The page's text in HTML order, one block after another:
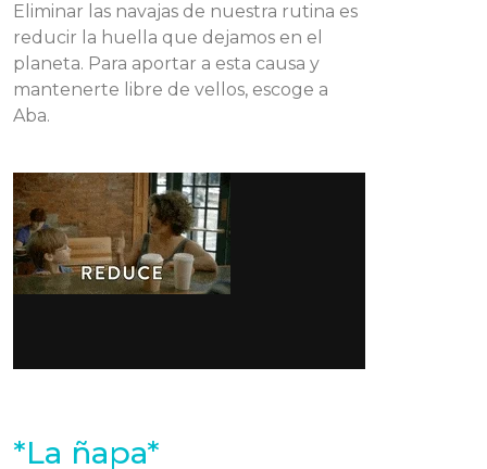
Eliminar las navajas de nuestra rutina es
reducir la huella que dejamos en el
planeta. Para aportar a esta causa y
mantenerte libre de vellos, escoge a
Aba.
*La ñapa*